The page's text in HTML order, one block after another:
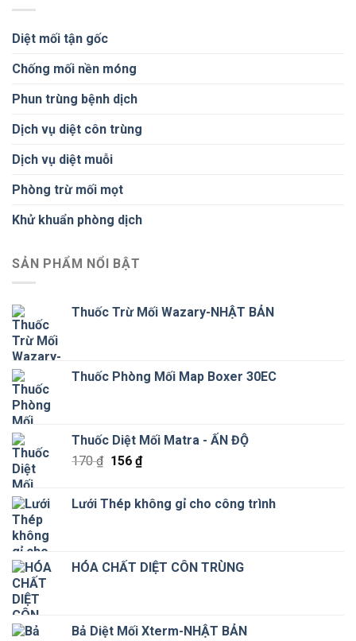
Diệt mối tận gốc
Chống mối nền móng
Phun trùng bệnh dịch
Dịch vụ diệt côn trùng
Dịch vụ diệt muỗi
Phòng trừ mối mọt
Khử khuẩn phòng dịch
SẢN PHẨM NỔI BẬT
Thuốc Trừ Mối Wazary-NHẬT BẢN
Thuốc Phòng Mối Map Boxer 30EC
Thuốc Diệt Mối Matra - ẤN ĐỘ
170₫ Giá
170 ₫.
156 ₫Giá
là:
Lưới Thép không gỉ cho công trình
HÓA CHẤT DIỆT CÔN TRÙNG
Bả Diệt Mối Xterm-NHẬT BẢN